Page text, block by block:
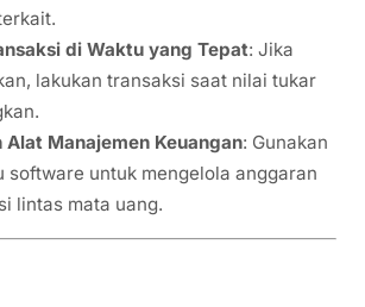
di Waktu yang Tepat: Jika
lakukan transaksi saat nilai tukar
Manajemen Keuangan: Gunakan
software untuk mengelola anggaran
lintas mata uang.